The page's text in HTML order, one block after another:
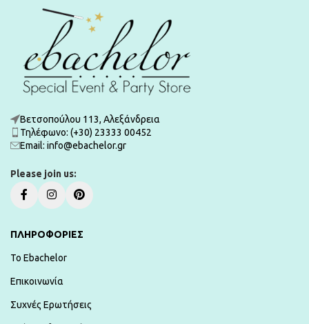
Βετσοπούλου 113, Αλεξάνδρεια
Τηλέφωνο: (+30) 23333 00452
Εmail: info@ebachelor.gr
Please join us:
ΠΛΗΡΟΦΟΡΙΕΣ
To Ebachelor
Επικοινωνία
Συχνές Ερωτήσεις